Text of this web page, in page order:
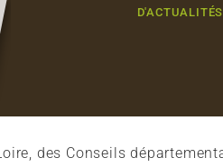
D'ACTUALITÉS
des Conseils